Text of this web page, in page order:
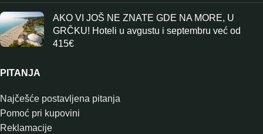
AKO VI JOŠ NE ZNATE GDE NA MORE, U
GRČKU! Hoteli u avgustu i septembru već od
415€
PITANJA
Najčešće postavljena pitanja
Pomoć pri kupovini
Reklamacije